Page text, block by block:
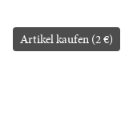
Artikel kaufen (2 €)